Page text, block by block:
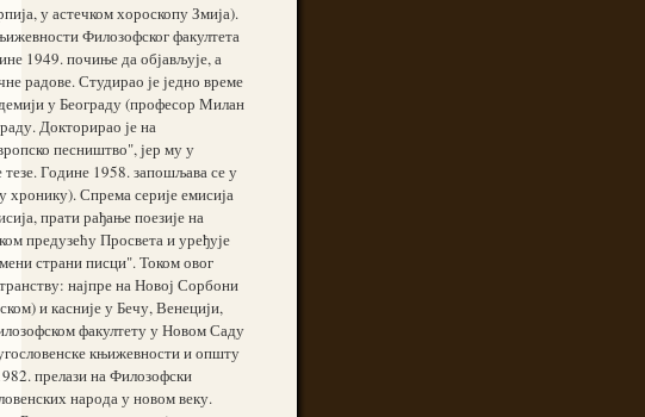
у астечком хороскопу Змија).
Филозофског факултета
1949. почиње да објављује, а
радове. Студирао је једно време
у Београду (професор Милан
Докторирао је на
песништво", јер му у
Године 1958. запошљава се у
Спрема серије емисија
прати рађање поезије на
предузећу Просвета и уређује
страни писци". Током овог
најпре на Новој Сорбони
и касније у Бечу, Венецији,
факултету у Новом Саду
књижевности и општу
прелази на Филозофски
народа у новом веку.